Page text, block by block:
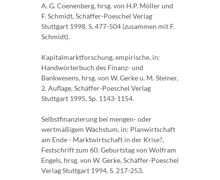
A. G. Coenenberg, hrsg. von H.P. Möller und
F. Schmidt, Schäffer-Poeschel Verlag
Stuttgart 1998, S. 477-504 (zusammen mit F.
Schmidt).
Kapitalmarktforschung, empirische, in:
Handwörterbuch des Finanz- und
Bankwesens, hrsg. von W. Gerke u. M. Steiner,
2. Auflage, Schäffer-Poeschel Verlag
Stuttgart 1995, Sp. 1143-1154.
Selbstfinanzierung bei mengen- oder
wertmäßigem Wachstum, in: Planwirtschaft
am Ende - Marktwirtschaft in der Krise?,
Festschrift zum 60. Geburtstag von Wolfram
Engels, hrsg. von W. Gerke, Schäffer-Poeschel
Verlag Stuttgart 1994, S. 217-253.